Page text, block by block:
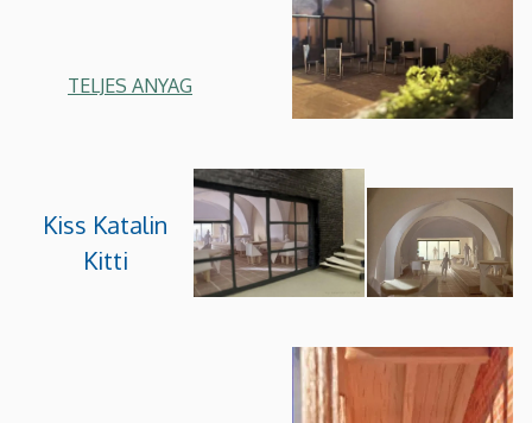
TELJES ANYAG
Kiss Katalin
Kitti